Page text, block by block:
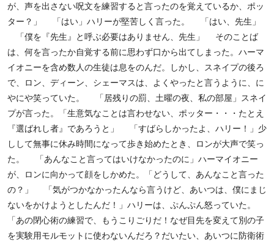
が、声を出さない呪文を練習すると言ったのを覚えているか、ポッ
ター？」 「はい」ハリーが堅苦しく言った。 「はい、先生」
「僕を『先生』と呼ぶ必要はありません、先生」 そのことば
は、何を言ったか自覚する前に思わず口から出てしまった。ハーマ
イオニーを含め数人の生徒は息をのんだ。しかし、スネイプの後ろ
で、ロン、ディーン、シェーマスは、よくやったと言うように、に
やにや笑っていた。 「居残りの罰、土曜の夜、私の部屋」スネイ
プが言った。「生意気なことは言わせない、ポッター・・・たとえ
『選ばれし者』であろうと」 「すばらしかったよ、ハリー！」少
しして無事に休み時間になって歩き始めたとき、ロンが大声で笑っ
た。 「あんなこと言ってはいけなかったのに」ハーマイオニー
が、ロンに向かって顔をしかめた。「どうして、あんなこと言った
の？」 「気がつかなかったんなら言うけど、あいつは、僕にまじ
ないをかけようとしたんだ！」ハリーは、ぷんぷん怒っていた。
「あの閉心術の練習で、もうこりごりだ！なぜ目先を変えて別の子
を実験用モルモットに使わないんだろ？だいたい、あいつに防衛術